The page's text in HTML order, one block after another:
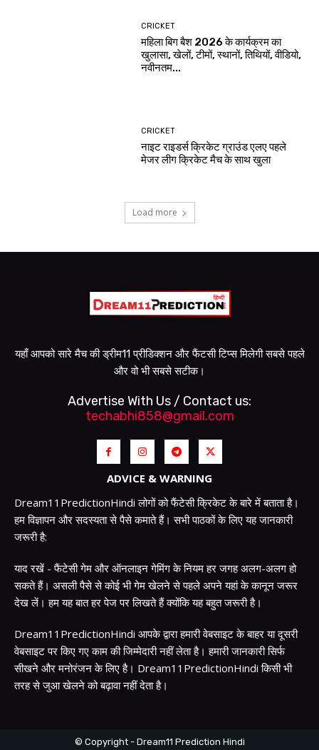
CRICKET
महिला बिग बैश 2026 के कार्यक्रम का
खुलासा, खेलों, टीमों, स्थानों, तिथियों, वीडियो,
नवीनतम...
CRICKET
नाइट राइडर्स क्रिकेट ग्राउंड एलए पहले
मेजर लीग क्रिकेट मैच के साथ खुला
Load more
यहाँ आपको सारे मैच की ड्रीम11 प्रीडिक्शन और फैंटसी टिप्स मिलेगी सबसे पहले
और वो भी सबसे सटीक।
Advertise With Us / Contact us:
techabhi858@gmail.com
ADVICE & WARNING
Dream11PredictionHindi लोगों को फैंटेसी क्रिकेट के बारे में बताता है।
हम विज्ञापन और सदस्यता से पैसे कमाते हैं। सभी पाठकों के लिए यह जानकारी
जरूरी है:
याद रखें - फैंटेसी गेम और ऑनलाइन गेमिंग के नियम हर जगह अलग-अलग हो
सकते हैं। असली पैसे से कोई भी गेम खेलने से पहले अपने यहां के कानून जरूर
देख लें। हम यह बात हर पेज पर लिखते हैं क्योंकि यह बहुत जरूरी है।
Dream11PredictionHindi आपके द्वारा हमारी वेबसाइट के बाहर या दूसरी
वेबसाइट पर किए गए काम की जिम्मेदारी नहीं लेता है। हमारी जानकारी सिर्फ
सीखने और मनोरंजन के लिए है। Dream11PredictionHindi किसी भी
तरह से जुआ खेलने को बढ़ावा नहीं देता है।
© Copyright - Dream11 Prediction Hindi